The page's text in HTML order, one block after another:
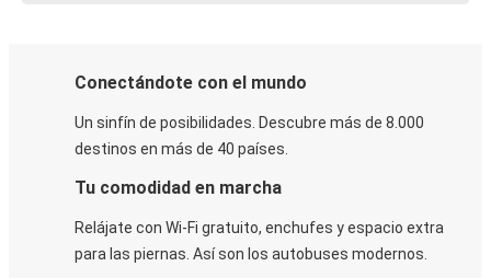
Conectándote con el mundo
Un sinfín de posibilidades. Descubre más de 8.000
destinos en más de 40 países.
Tu comodidad en marcha
Relájate con Wi-Fi gratuito, enchufes y espacio extra
para las piernas. Así son los autobuses modernos.